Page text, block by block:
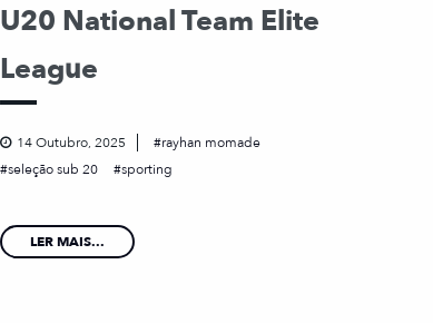
U20 National Team Elite
League
14 Outubro, 2025
rayhan momade
seleção sub 20
sporting
LER MAIS...